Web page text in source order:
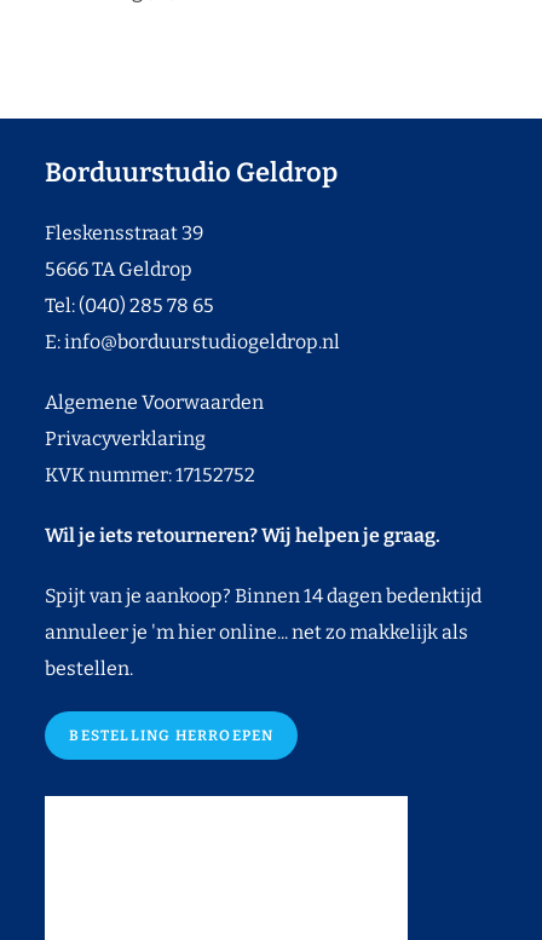
Borduurstudio Geldrop
Fleskensstraat 39
5666 TA Geldrop
Tel: (040) 285 78 65
E:info@borduurstudiogeldrop.nl
Algemene Voorwaarden
Privacyverklaring
KVK nummer: 17152752
Wil je iets retourneren? Wij helpen je graag.
Spijt van je aankoop? Binnen 14 dagen bedenktijd
annuleer je 'm hier online... net zo makkelijk als
bestellen.
BESTELLING HERROEPEN